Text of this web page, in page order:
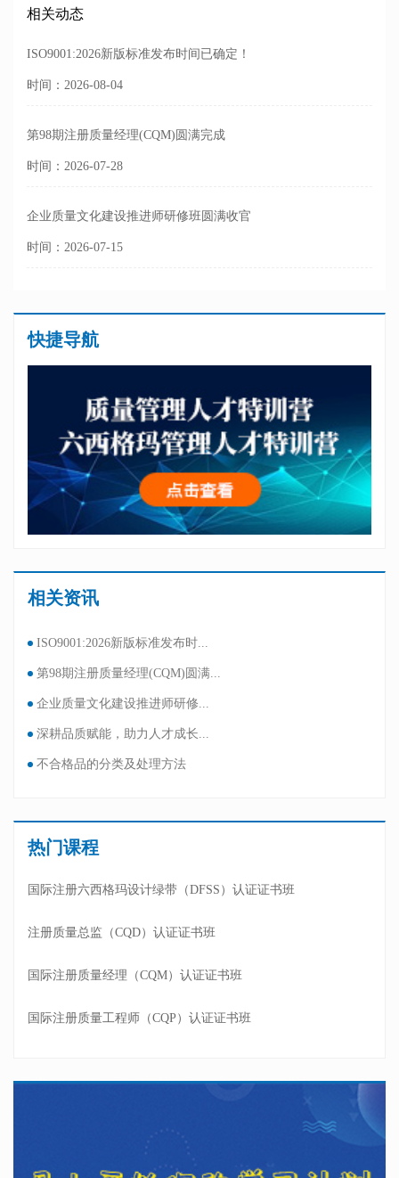
相关动态
ISO9001:2026新版标准发布时间已确定！
时间：2026-08-04
第98期注册质量经理(CQM)圆满完成
时间：2026-07-28
企业质量文化建设推进师研修班圆满收官
时间：2026-07-15
快捷导航
相关资讯
ISO9001:2026新版标准发布时...
第98期注册质量经理(CQM)圆满...
企业质量文化建设推进师研修...
深耕品质赋能，助力人才成长...
不合格品的分类及处理方法
热门课程
国际注册六西格玛设计绿带（DFSS）认证证书班
注册质量总监（CQD）认证证书班
国际注册质量经理（CQM）认证证书班
国际注册质量工程师（CQP）认证证书班